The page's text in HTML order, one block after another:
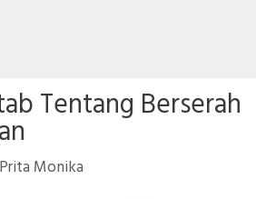
Tentang Berserah
Prita Monika